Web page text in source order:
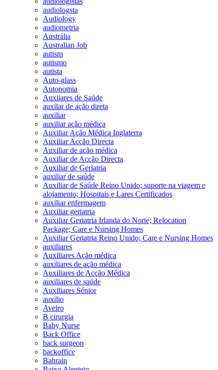
audiologsta
Audiology
audiometria
Austrália
Australian Job
autism
autismo
autista
Auto-glass
Autonomia
Auxiiares de Saúde
auxilar de ação direta
auxiliar
auxiliar ação médica
Auxiliar Ação Médica Inglaterra
Auxiliar Acção Directa
Auxiliar de ação médica
Auxiliar de Acção Directa
Auxiliar de Geriatria
auxiliar de saúde
Auxiliar de Saúde Reino Unido; suporte na viagem e
alojamento; Hospitais e Lares Certificados
auxiliar enfermagem
Auxiliar geriatria
Auxiliar Geriatria Irlanda do Norte; Relocation
Package; Care e Nursing Homes
Auxiliar Geriatria Reino Unido; Care e Nursing Homes
auxiliares
Auxiliares Ação médica
auxiliares de ação médica
Auxiliares de Acção Médica
auxiliares de saúde
Auxiliares Sénior
auxilio
Aveiro
B cirurgia
Baby Nurse
Back Office
back surgeon
backoffice
Bahrain